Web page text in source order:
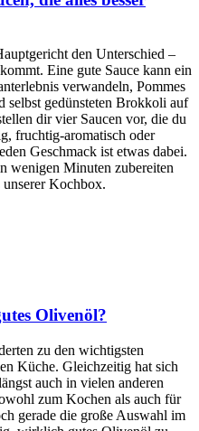
den Unterschied –
Eine gute Sauce kann ein
verwandeln, Pommes
selbst gedünsteten Brokkoli auf
dir vier Saucen vor, die du
fruchtig-aromatisch oder
Geschmack ist etwas dabei.
wenigen Minuten zubereiten
unserer Kochbox.
Olivenöl?
zu den wichtigsten
Küche. Gleichzeitig hat sich
auch in vielen anderen
zum Kochen als auch für
gerade die große Auswahl im